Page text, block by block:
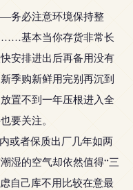
务必注意环境保持整
……基本当你存货非常长
安排进出后再备用没有
季购新鲜用完别再沉到
置不到一年压根进入全
要关注。
或者保质出厂几年如两
湿的空气却依然值得“三
自己库不用比较在意最